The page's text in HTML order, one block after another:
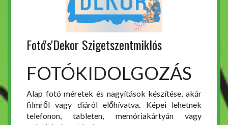
Fotó's'Dekor Szigetszentmiklós
FOTÓKIDOLGOZÁS
Alap fotó méretek és nagyítások készítése, akár
filmről vagy diáról előhívatva. Képei lehetnek
telefonon, tableten, memóriakártyán vagy